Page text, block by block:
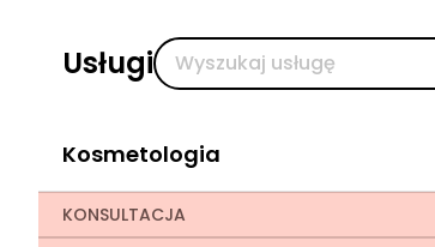
Usługi
Kosmetologia
KONSULTACJA